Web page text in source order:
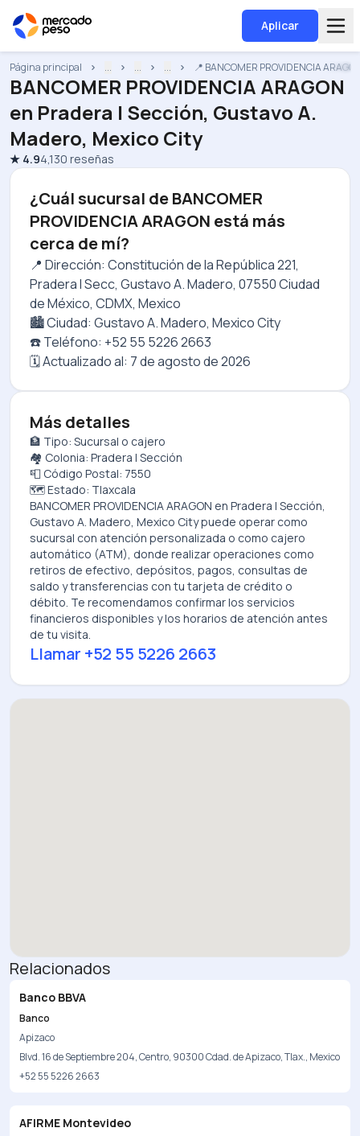
Aplicar
Página principal ... ... ... 📍 BANCOMER PROVIDENCIA
BANCOMER PROVIDENCIA ARAGON
en Pradera I Sección, Gustavo A.
Madero, Mexico City
★ 4.94,130 reseñas
¿Cuál sucursal de BANCOMER
PROVIDENCIA ARAGON está más
cerca de mí?
📍 Dirección: Constitución de la República 221,
Pradera I Secc, Gustavo A. Madero, 07550 Ciudad
de México, CDMX, Mexico
🏙️ Ciudad: Gustavo A. Madero, Mexico City
☎️ Teléfono: +52 55 5226 2663
🗓️ Actualizado al: 7 de agosto de 2026
Más detalles
🏦 Tipo: Sucursal o cajero
🏘️ Colonia: Pradera I Sección
📮 Código Postal: 7550
🗺️ Estado: Tlaxcala
BANCOMER PROVIDENCIA ARAGON en Pradera I Sección,
Gustavo A. Madero, Mexico Citypuede operar como
sucursal con atención personalizada o como cajero
automático (ATM), donde realizar operaciones como
retiros de efectivo, depósitos, pagos, consultas de
saldo y transferencias con tu tarjeta de crédito o
débito. Te recomendamos confirmar los servicios
financieros disponibles y los horarios de atención antes
de tu visita.
Llamar +52 55 5226 2663
Relacionados
Banco BBVA
Banco
Apizaco
Blvd. 16 de Septiembre 204, Centro, 90300 Cdad. de Apizaco, Tlax., Mexico
+52 55 5226 2663
AFIRME Montevideo